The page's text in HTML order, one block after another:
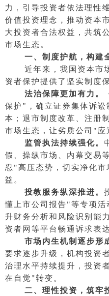
力，引导投资者依法理性
价值投资理念，推动资本
大投资者合法权益，共筑
市场生态。
一、制度护航，构建
近年来，我国资本市
资者保护提供了坚实制度
法治保障更加有力。
保护"，确立证券集体诉
本；退市制度改革、注册
市场生态，让劣质公司"应
监管执法持续强化。
假、操纵市场、内幕交易
忍"高压态势，切实净化
益。
投教服务纵深推进。
懂上市公司报告"等专项活
升财务分析和风险识别能
资者网等平台畅通诉求表
市场内生机制逐步形
要求逐步升级，机构投资
治理水平持续提升，投资
在自觉"转变。
二、理性投资，筑牢